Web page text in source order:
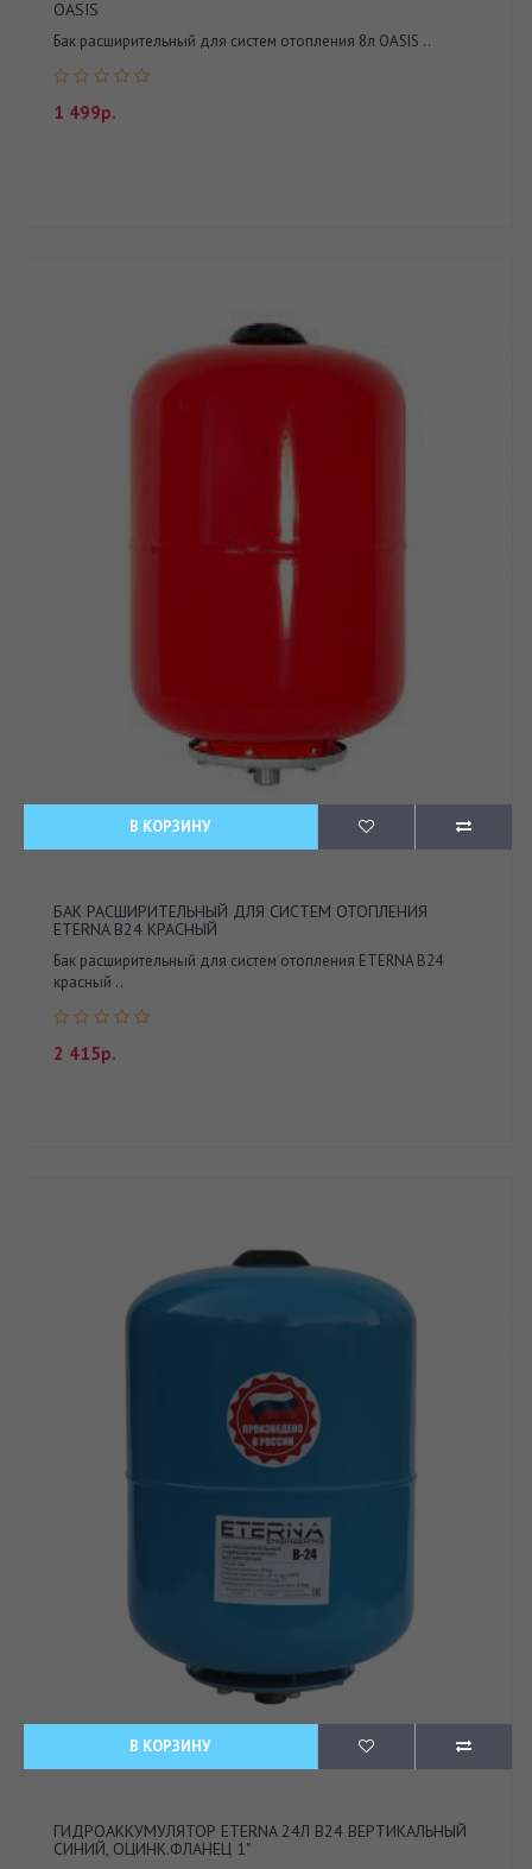
OASIS
Бак расширительный для систем отопления 8л OASIS ..
1 499р.
В КОРЗИНУ
БАК РАСШИРИТЕЛЬНЫЙ ДЛЯ СИСТЕМ ОТОПЛЕНИЯ
ETERNA В24 КРАСНЫЙ
Бак расширительный для систем отопления ETERNA В24
красный ..
2 415р.
В КОРЗИНУ
ГИДРОАККУМУЛЯТОР ETERNA 24Л В24 ВЕРТИКАЛЬНЫЙ
СИНИЙ, ОЦИНК.ФЛАНЕЦ 1"